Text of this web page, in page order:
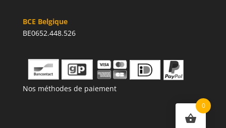
BCE Belgique
BE0652.448.526
Nos méthodes de paiement
0